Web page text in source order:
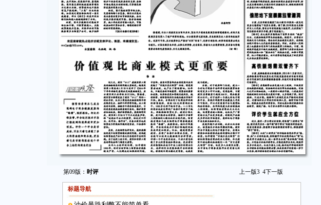
第09版： 时评 上一版3 4下一版
标题导航